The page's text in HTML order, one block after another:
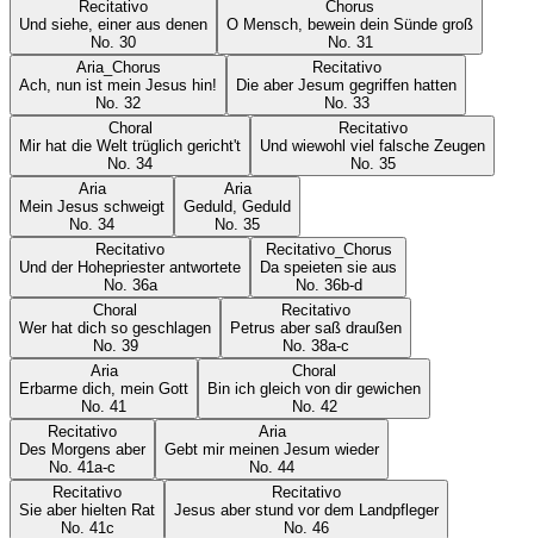
Recitativo
Und siehe, einer aus denen
No. 30
Chorus
O Mensch, bewein dein Sünde groß
No. 31
Aria_Chorus
Ach, nun ist mein Jesus hin!
No. 32
Recitativo
Die aber Jesum gegriffen hatten
No. 33
Choral
Mir hat die Welt trüglich gericht't
No. 34
Recitativo
Und wiewohl viel falsche Zeugen
No. 35
Aria
Mein Jesus schweigt
No. 34
Aria
Geduld, Geduld
No. 35
Recitativo
Und der Hohepriester antwortete
No. 36a
Recitativo_Chorus
Da speieten sie aus
No. 36b-d
Choral
Wer hat dich so geschlagen
No. 39
Recitativo
Petrus aber saß draußen
No. 38a-c
Aria
Erbarme dich, mein Gott
No. 41
Choral
Bin ich gleich von dir gewichen
No. 42
Recitativo
Des Morgens aber
No. 41a-c
Aria
Gebt mir meinen Jesum wieder
No. 44
Recitativo
Sie aber hielten Rat
No. 41c
Recitativo
Jesus aber stund vor dem Landpfleger
No. 46